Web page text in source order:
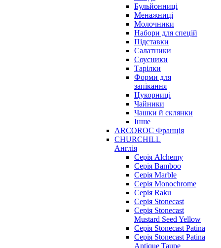
Бульйонниці
Менажниці
Молочники
Набори для спецій
Підставки
Салатники
Соусники
Тарілки
Форми для
запікання
Цукорниці
Чайники
Чашки й склянки
Інше
ARCOROC Франція
CHURCHILL
Англія
Серія Alchemy
Серія Bamboo
Серія Marble
Серія Monochrome
Серія Raku
Серія Stonecast
Серія Stonecast
Mustard Seed Yellow
Серія Stonecast Patina
Серія Stonecast Patina
Antique Taupe